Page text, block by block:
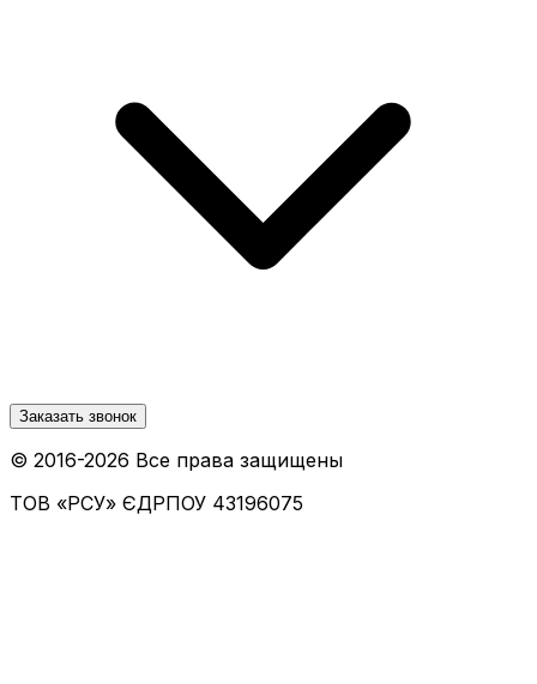
Заказать звонок
© 2016-2026 Все права защищены
ТОВ «РСУ» ЄДРПОУ 43196075